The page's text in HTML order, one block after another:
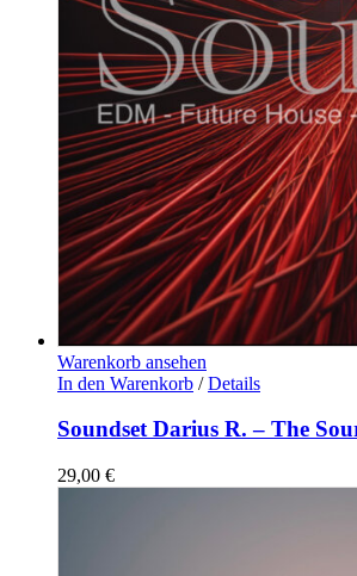
Warenkorb ansehen
In den Warenkorb / Details
Soundset Darius R. – The
29,00 €